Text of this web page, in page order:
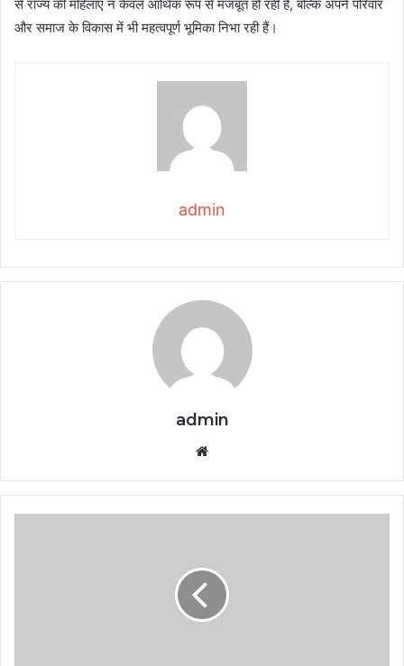
से राज्य की महिलाएं न केवल आर्थिक रूप से मजबूत हो रही हैं, बल्कि अपने परिवार
और समाज के विकास में भी महत्वपूर्ण भूमिका निभा रही हैं।
admin
admin